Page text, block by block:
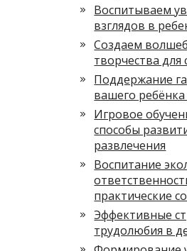
Воспитываем
взглядов в
Создаем
творчества
Поддержание
вашего
Игровое
способы
развлечения
Воспитание
практические
Эффективные
трудолюбия в